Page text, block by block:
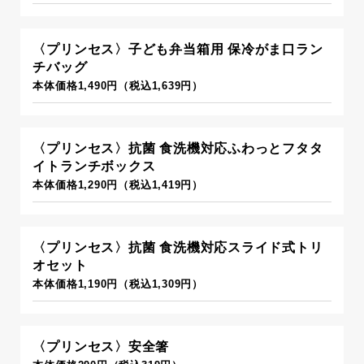
〈プリンセス〉子ども弁当箱用 保冷がま口ラン
チバッグ
本体価格1,490円（税込1,639円）
〈プリンセス〉抗菌 食洗機対応ふわっとフタタ
イトランチボックス
本体価格1,290円（税込1,419円）
〈プリンセス〉抗菌 食洗機対応スライド式トリ
オセット
本体価格1,190円（税込1,309円）
〈プリンセス〉安全箸